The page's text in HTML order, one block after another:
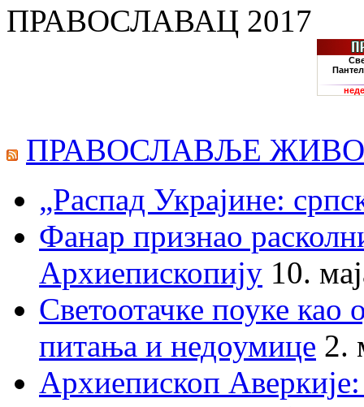
ПРАВОСЛАВАЦ 2017
ПРАВОСЛАВЉЕ
„Распад Украјине:
Фанар признао
Архиепископију 10.
Светоотачке поуке као
питања и недоумице 2.
Архиепископ